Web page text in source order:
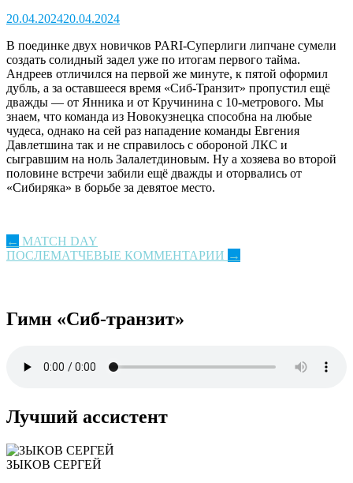
20.04.202420.04.2024
В поединке двух новичков PARI-Суперлиги липчане сумели
создать солидный задел уже по итогам первого тайма.
Андреев отличился на первой же минуте, к пятой оформил
дубль, а за оставшееся время «Сиб-Транзит» пропустил ещё
дважды — от Янника и от Кручинина с 10-метрового. Мы
знаем, что команда из Новокузнецка способна на любые
чудеса, однако на сей раз нападение команды Евгения
Давлетшина так и не справилось с обороной ЛКС и
сыгравшим на ноль Залалетдиновым. Ну а хозяева во второй
половине встречи забили ещё дважды и оторвались от
«Сибиряка» в борьбе за девятое место.
Post
navigation
← MATCH DAY
ПОСЛЕМАТЧЕВЫЕ КОММЕНТАРИИ →
Гимн «Сиб-транзит»
Лучший ассистент
ЗЫКОВ СЕРГЕЙ